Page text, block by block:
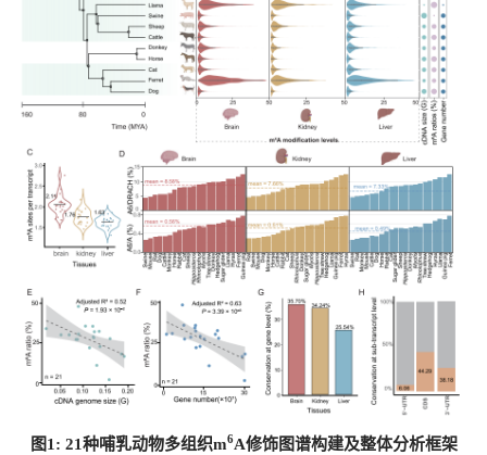
图1: 21种哺乳动物多组织m6A修饰图谱构建及整体分析框架